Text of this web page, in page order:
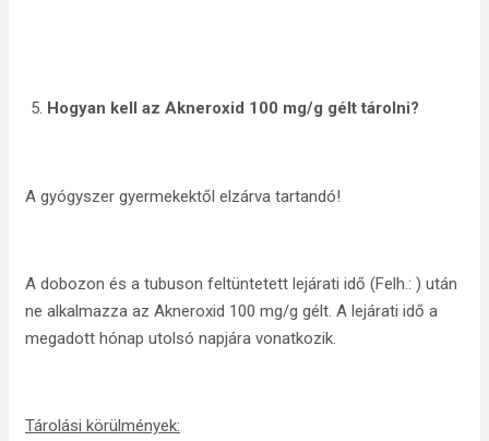
Hogyan kell az Akneroxid 100 mg/g gélt tárolni?
A gyógyszer gyermekektől elzárva tartandó!
A dobozon és a tubuson feltüntetett lejárati idő (Felh.: ) után
ne alkalmazza az Akneroxid 100 mg/g gélt. A lejárati idő a
megadott hónap utolsó napjára vonatkozik.
Tárolási körülmények: